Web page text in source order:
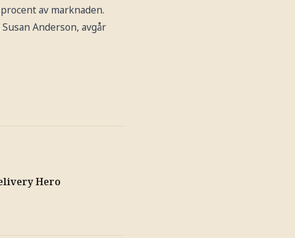
av marknaden.
Anderson, avgår
Hero